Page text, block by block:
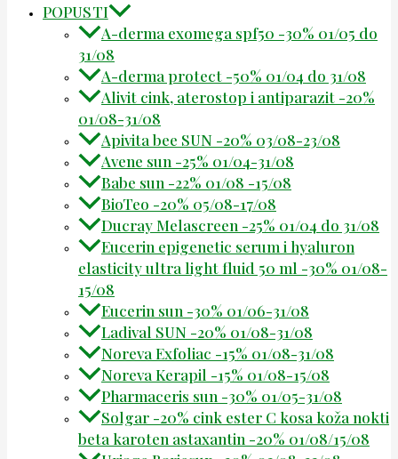
POPUSTI
A-derma exomega spf50 -30% 01/05 do
31/08
A-derma protect -50% 01/04 do 31/08
Alivit cink, aterostop i antiparazit -20%
01/08-31/08
Apivita bee SUN -20% 03/08-23/08
Avene sun -25% 01/04-31/08
Babe sun -22% 01/08 -15/08
BioTeo -20% 05/08-17/08
Ducray Melascreen -25% 01/04 do 31/08
Eucerin epigenetic serum i hyaluron
elasticity ultra light fluid 50 ml -30% 01/08-
15/08
Eucerin sun -30% 01/06-31/08
Ladival SUN -20% 01/08-31/08
Noreva Exfoliac -15% 01/08-31/08
Noreva Kerapil -15% 01/08-15/08
Pharmaceris sun -30% 01/05-31/08
Solgar -20% cink ester C kosa koža nokti
beta karoten astaxantin -20% 01/08/15/08